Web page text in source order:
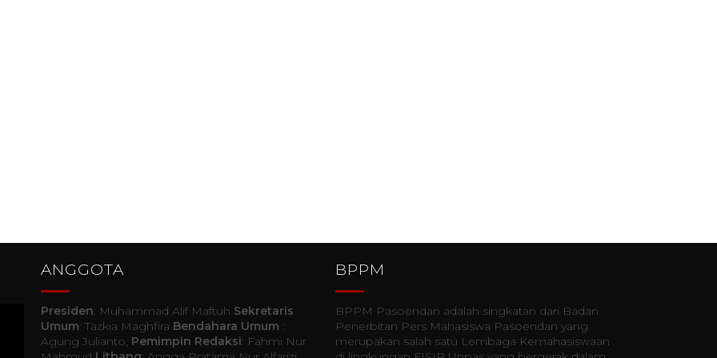
ANGGOTA
Presiden: Muhammad Alif Maftuh Sekretaris
Umum: Tazkia Maghfira Bendahara Umum :
Agung Julianto, Pemimpin Redaksi: Fahmi Nur
BPPM
BPPM Pasoendan adalah singkatan dari Badan
Penerbitan Pers Mahasiswa Pasoendan yang
merupakan salah satu Lembaga Kemahasiswaan